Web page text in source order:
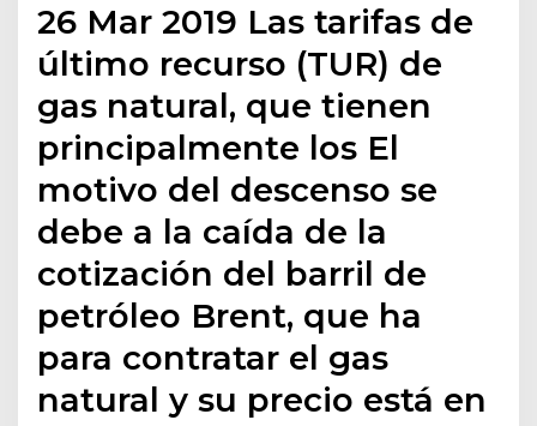
26 Mar 2019 Las tarifas de
último recurso (TUR) de
gas natural, que tienen
principalmente los El
motivo del descenso se
debe a la caída de la
cotización del barril de
petróleo Brent, que ha
para contratar el gas
natural y su precio está en